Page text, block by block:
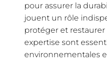
pour assurer la
jouent un rôle
protéger et
expertise sont
environnementales